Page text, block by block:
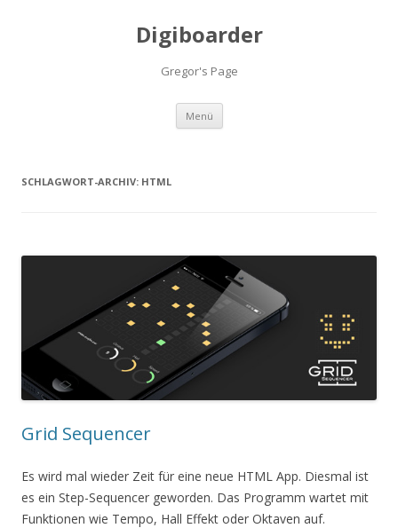
Digiboarder
Gregor's Page
Menü Zum
springen
SCHLAGWORT-ARCHIV: HTML
Grid Sequencer
Es wird mal wieder Zeit für eine neue HTML App. Diesmal ist
es ein Step-Sequencer geworden. Das Programm wartet mit
Funktionen wie Tempo, Hall Effekt oder Oktaven auf.